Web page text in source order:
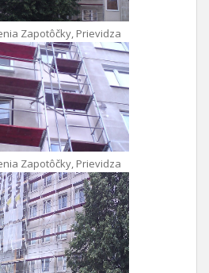
Zapotôčky, Prievidza
Zapotôčky, Prievidza